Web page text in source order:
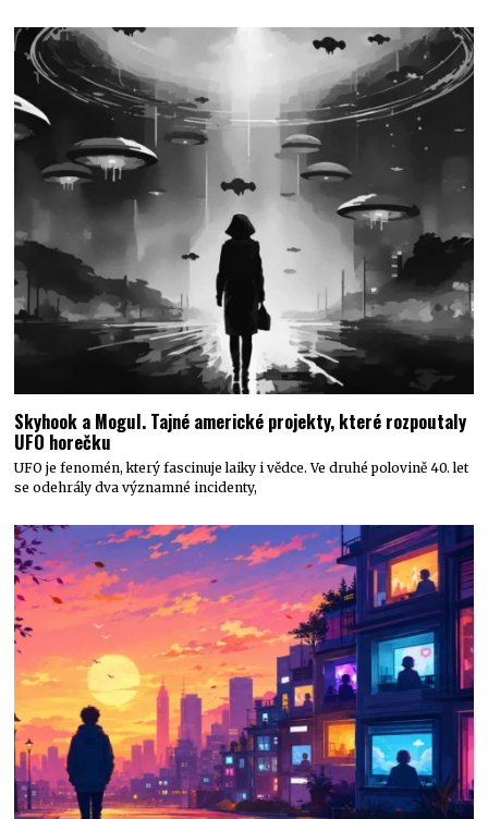
Skyhook a Mogul. Tajné americké projekty, které rozpoutaly
UFO horečku
UFO je fenomén, který fascinuje laiky i vědce. Ve druhé polovině 40. let
se odehrály dva významné incidenty,